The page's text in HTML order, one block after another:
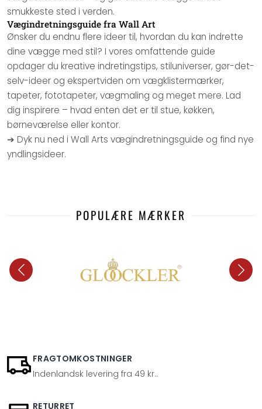
smukkeste sted i verden.
Vægindretningsguide fra Wall Art
Ønsker du endnu flere ideer til, hvordan du kan indrette
dine vægge med stil? I vores omfattende guide
opdager du kreative indretingstips, stiluniverser, gør-det-
selv-ideer og ekspertviden om vægklistermærker,
tapeter, fototapeter, vægmaling og meget mere. Lad
dig inspirere – hvad enten det er til stue, køkken,
børneværelse eller kontor.
➔ Dyk nu ned i Wall Arts vægindretningsguide og find nye
yndlingsideer.
POPULÆRE MÆRKER
FRAGTOMKOSTNINGER
Indenlandsk levering fra 49 kr..
RETURRET